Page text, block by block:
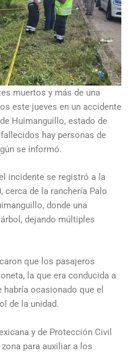
muertos y más de una
este jueves en un accidente
Huimanguillo, estado de
hay personas de
se informó.
incidente se registró a la
cerca de la ranchería Palo
donde una
dejando múltiples
que los pasajeros
la que era conducida a
ocasionado que el
de la unidad.
y de Protección Civil
para auxiliar a los